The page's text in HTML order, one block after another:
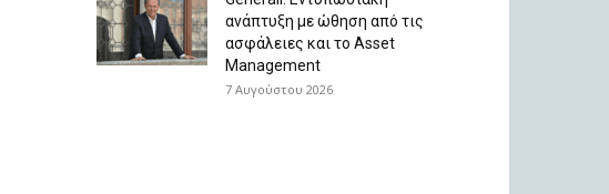
ανάπτυξη με ώθηση από τις
ασφάλειες και το Asset
Management
7 Αυγούστου 2026